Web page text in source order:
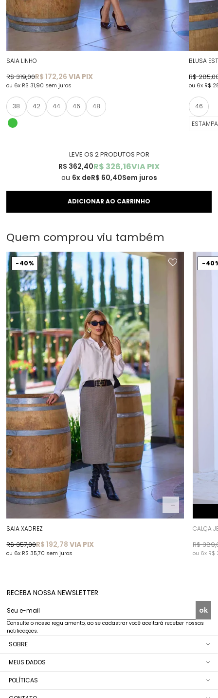
SAIA LINHO
R$ 172,26 VIA PIX
R$ 319,00
6x R$ 31,90 sem juros
38 42 44 46 48
BLUSA
R$
6x R$
46
LEVE OS 2 PRODUTOS
R$ 362,40R$ 326,16VIA PIX
6x R$ 60,40Sem juros
Quem comprou viu também
40%
SAIA XADREZ
R$ 192,78 VIA PIX
R$ 357,00
6x R$ 35,70 sem juros
CALÇA
R$
6x
RECEBA NOSSA NEWSLETTER
Seu e-mail ok
Consulte o nosso regulamento, ao se cadastrar você aceitará receber nossas
notificações.
SOBRE
MEUS DADOS
POLÍTICAS